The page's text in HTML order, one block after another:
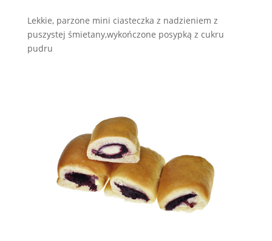
Lekkie, parzone mini ciasteczka z nadzieniem z
puszystej śmietany,wykończone posypką z cukru
pudru